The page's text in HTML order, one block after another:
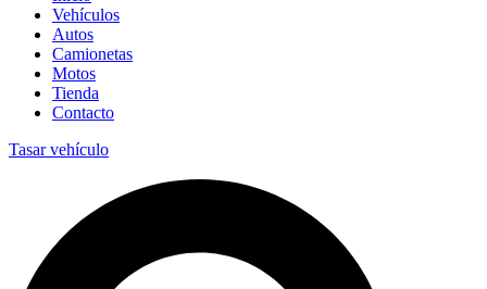
Vehículos
Autos
Camionetas
Motos
Tienda
Contacto
Tasar vehículo